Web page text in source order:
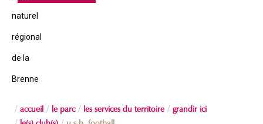
accueil le parc les services du territoire grandir ici
le(s) club(s) u.s.b. football